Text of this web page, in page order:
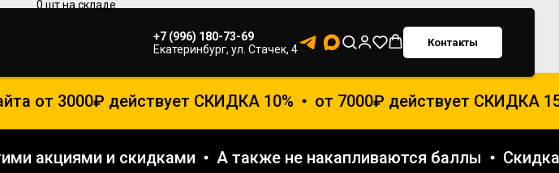
+7 (996) 180-73-69
Екатеринбург, ул. Стачек, 4
Контакты
от 3000₽ действует СКИДКА 10% от 7000₽ действует СКИДКА 15%
акциями и скидками А также не накапливаются баллы